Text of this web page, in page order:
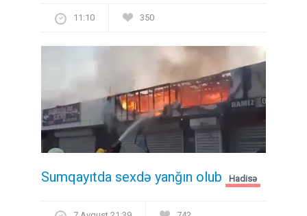
11:10 350
Sumqayıtda sexdə yanğın olub Hadisə